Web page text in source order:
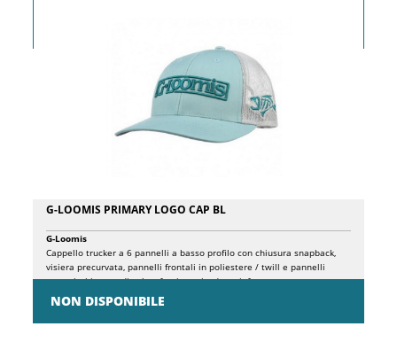
G-LOOMIS PRIMARY LOGO CAP BL
NON DISPONIBILE
G-Loomis
Cappello trucker a 6 pannelli a basso profilo con chiusura snapback,
visiera precurvata, pannelli frontali in poliestere / twill e pannelli
posteriori in rete di nylon, fascia antisudore rinfrescante.